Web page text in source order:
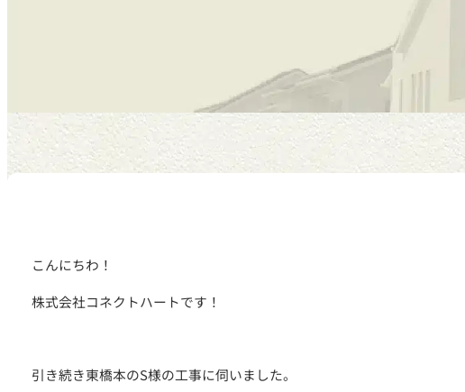
こんにちわ！
株式会社コネクトハートです！
引き続き東橋本のS様の工事に伺いました。